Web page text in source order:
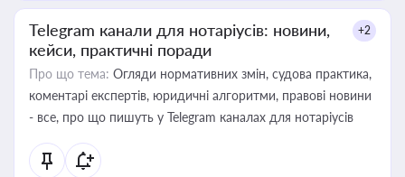
Telegram канали для нотаріусів: новини,
кейси, практичні поради
+2
Про що тема: Огляди нормативних змін, судова практика,
коментарі експертів, юридичні алгоритми, правові новини
- все, про що пишуть у Telegram каналах для нотаріусів